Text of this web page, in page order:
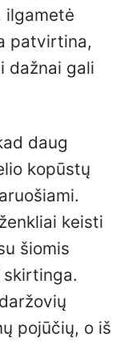
ilgametė
patvirtina,
dažnai gali
daug
kopūstų
keisti
šiomis
pojūčių, o iš